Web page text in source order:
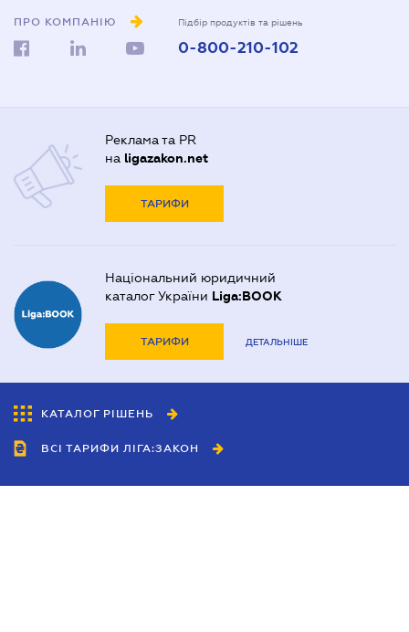
ПРО КОМПАНІЮ Підбір продуктів та рішень
0-800-210-102
Реклама та PR
на ligazakon.net
ТАРИФИ
Національний юридичний
каталог України Liga:BOOK
ТАРИФИ ДЕТАЛЬНІШЕ
КАТАЛОГ РІШЕНЬ
ВСІ ТАРИФИ ЛІГА:ЗАКОН